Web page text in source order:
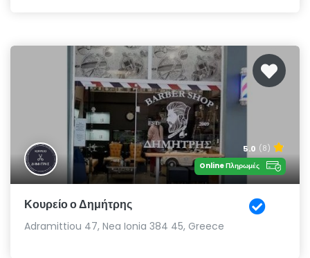
5.0 (8)
Online Πληρωμές
Κουρείο ο Δημήτρης
Adramittiou 47, Nea Ionia 384 45, Greece